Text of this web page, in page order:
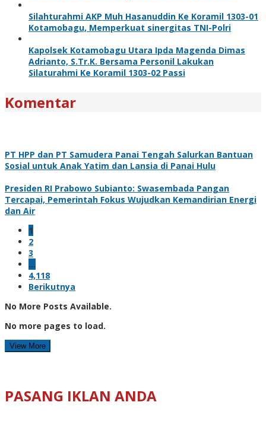
Silahturahmi AKP Muh Hasanuddin Ke Koramil 1303-01
Kotamobagu, Memperkuat sinergitas TNI-Polri
Kapolsek Kotamobagu Utara Ipda Magenda Dimas
Adrianto, S.Tr.K. Bersama Personil Lakukan
Silaturahmi Ke Koramil 1303-02 Passi
Komentar
PT HPP dan PT Samudera Panai Tengah Salurkan Bantuan
Sosial untuk Anak Yatim dan Lansia di Panai Hulu
Presiden RI Prabowo Subianto: Swasembada Pangan
Tercapai, Pemerintah Fokus Wujudkan Kemandirian Energi
dan Air
1
2
3
…
4,118
Berikutnya
No More Posts Available.
No more pages to load.
View More
PASANG IKLAN ANDA